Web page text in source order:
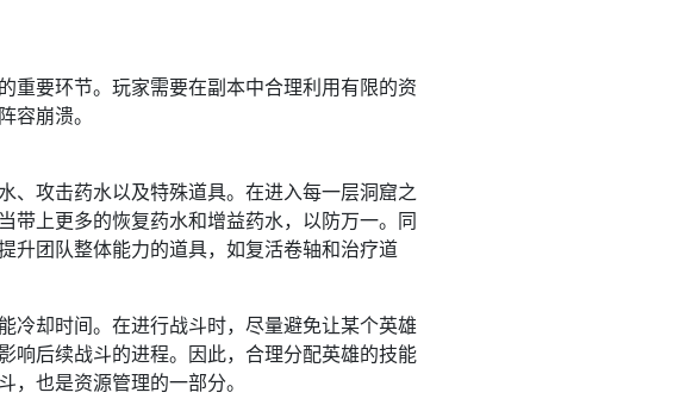
重要环节。玩家需要在副本中合理利用有限的资
容崩溃。
、攻击药水以及特殊道具。在进入每一层洞窟之
带上更多的恢复药水和增益药水，以防万一。同
升团队整体能力的道具，如复活卷轴和治疗道
冷却时间。在进行战斗时，尽量避免让某个英雄
响后续战斗的进程。因此，合理分配英雄的技能
也是资源管理的一部分。